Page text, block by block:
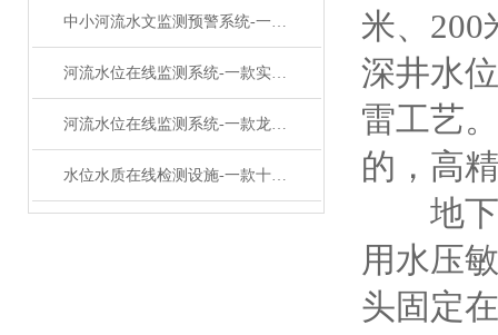
中小河流水文监测预警系统-一款兢兢业业的雨水情监测预警系统#2023已更新
河流水位在线监测系统-一款实时在线的在线水位监测预警系统#2023已更新
河流水位在线监测系统-一款龙马精神的水位在线自动监测监测系统#2023已更新
水位水质在线检测设施-一款十八般武艺地下水位自动监测系统#2023已更新
米、200
深井水
雷工艺
的，高
地下
用水压
头固定